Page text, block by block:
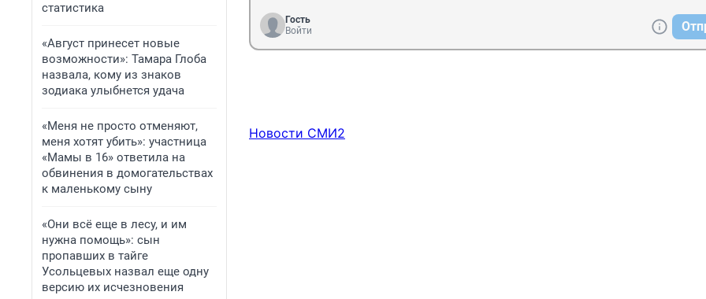
статистика
«Август принесет новые
возможности»: Тамара Глоба
назвала, кому из знаков
зодиака улыбнется удача
«Меня не просто отменяют,
меня хотят убить»: участница
«Мамы в 16» ответила на
обвинения в домогательствах
к маленькому сыну
«Они всё еще в лесу, и им
нужна помощь»: сын
пропавших в тайге
Усольцевых назвал еще одну
версию их исчезновения
Гость
Войти
Новости СМИ2